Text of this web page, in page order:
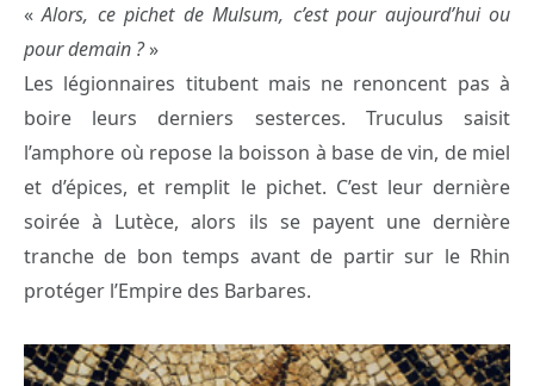
« Alors, ce pichet de Mulsum, c’est pour aujourd’hui ou
pour demain ?»
Les légionnaires titubent mais ne renoncent pas à
boire leurs derniers sesterces. Truculus saisit
l’amphore où repose la boisson à base de vin, de miel
et d’épices, et remplit le pichet. C’est leur dernière
soirée à Lutèce, alors ils se payent une dernière
tranche de bon temps avant de partir sur le Rhin
protéger l’Empire des Barbares.